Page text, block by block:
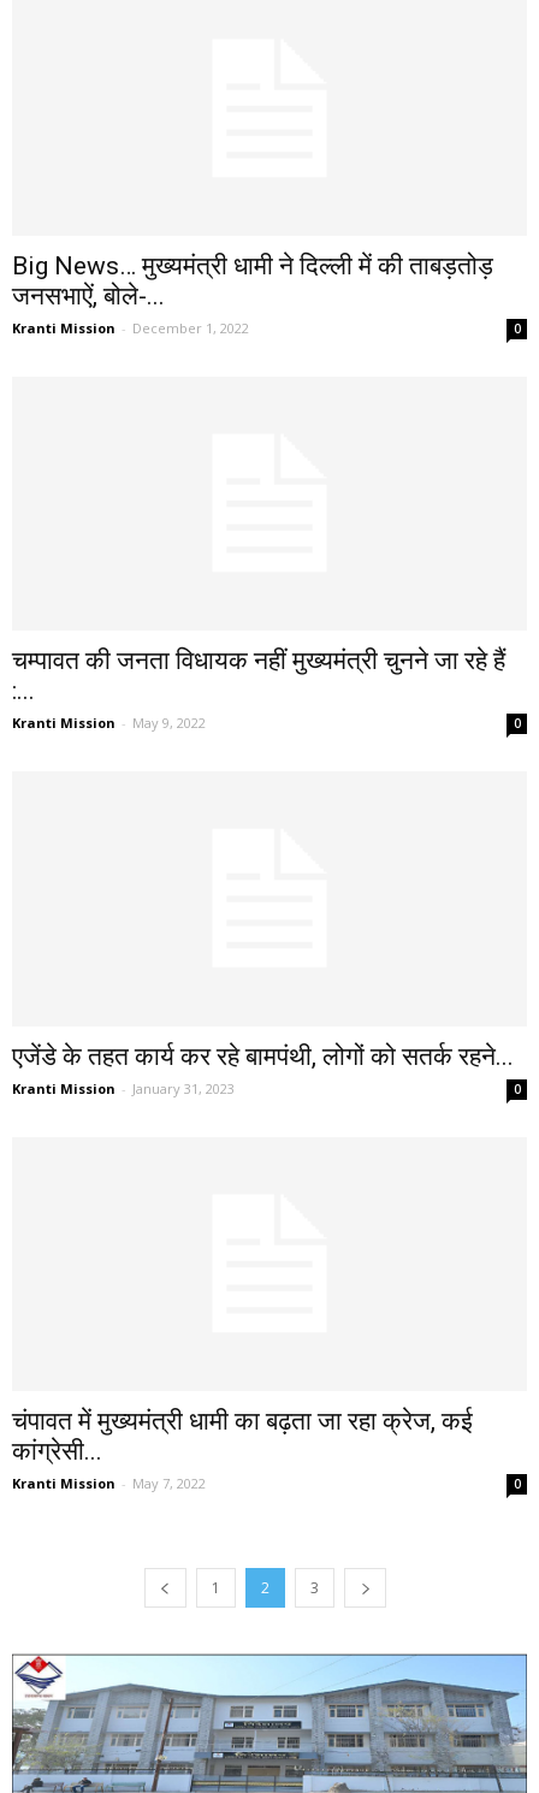
Big News… मुख्यमंत्री धामी ने दिल्ली में की ताबड़तोड़
जनसभाऐं, बोले-...
Kranti Mission - December 1, 2022 0
चम्पावत की जनता विधायक नहीं मुख्यमंत्री चुनने जा रहे हैं
:...
Kranti Mission - May 9, 2022 0
एजेंडे के तहत कार्य कर रहे बामपंथी, लोगों को सतर्क रहने...
Kranti Mission - January 31, 2023 0
चंपावत में मुख्यमंत्री धामी का बढ़ता जा रहा क्रेज, कई
कांग्रेसी...
Kranti Mission - May 7, 2022 0
1 2 3